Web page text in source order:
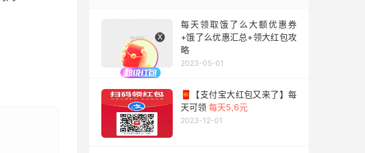
每天领取饿了么大额优惠券
+饿了么优惠汇总+领大红包攻
略
2023-05-01
🧧【支付宝大红包又来了】每
天可领 每天5,6元
2023-12-01
X